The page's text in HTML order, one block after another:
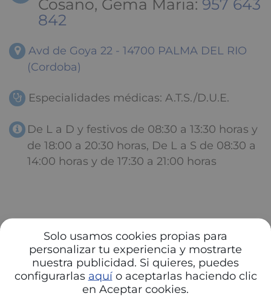
Solo usamos cookies propias para
personalizar tu experiencia y mostrarte
nuestra publicidad. Si quieres, puedes
configurarlas aquío aceptarlas haciendo clic
en Aceptar cookies.
Cosano, Gema Maria: 957 643
842
Avd de Goya 22 - 14700 PALMA DEL RIO
(Cordoba)
Especialidades médicas: A.T.S./D.U.E.
De L a D y festivos de 08:30 a 13:30 horas y
de 18:00 a 20:30 horas, De L a S de 08:30 a
14:00 horas y de 17:30 a 21:00 horas